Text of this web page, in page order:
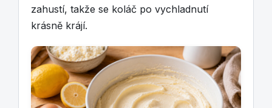
zahustí, takže se koláč po vychladnutí
krásně krájí.